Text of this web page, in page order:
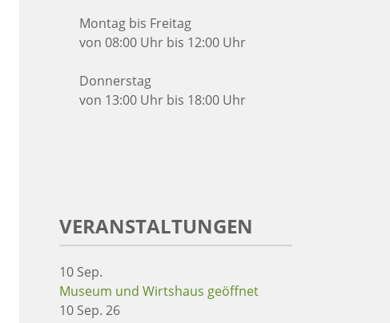
Montag bis Freitag
von 08:00 Uhr bis 12:00 Uhr
Donnerstag
von 13:00 Uhr bis 18:00 Uhr
VERANSTALTUNGEN
10 Sep.
Museum und Wirtshaus geöffnet
10 Sep. 26